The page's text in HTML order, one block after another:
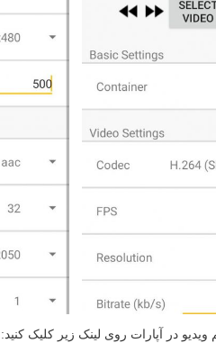
در آپارات روی لینک زیر کلیک کنید: